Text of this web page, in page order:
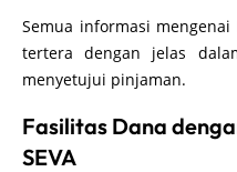
Semua informasi mengenai
tertera dengan jelas
menyetujui pinjaman.
Fasilitas Dana
SEVA